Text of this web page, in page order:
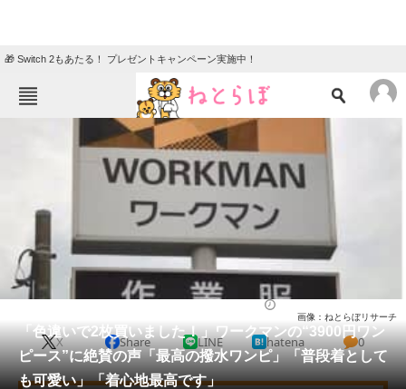
🎁 Switch 2もあたる！ プレゼントキャンペーン実施中！
ねとらぼメニュー
ニュース
クイズ
地域
住まい 教育・育児
動物 リサーチ
会員記事
メディア
「色違いで2枚買いました！」ワークマンの“3900円ワン
ピース”に絶賛の声「最高の撥水ワンピ」「普段着として
も可愛い」「着心地最高です」
画像：ねとらぼリサーチ
X Share LINE hatena 0